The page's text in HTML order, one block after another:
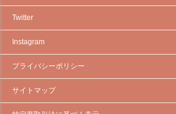
Twitter
Instagram
プライバシーポリシー
サイトマップ